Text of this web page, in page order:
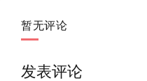
暂无评论
发表评论